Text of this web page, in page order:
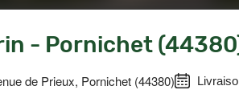
- Pornichet
de Prieux, Pornichet (44380)